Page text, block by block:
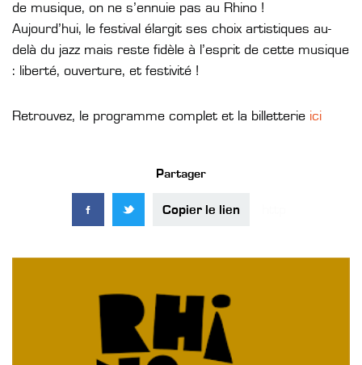
de musique, on ne s’ennuie pas au Rhino !
Aujourd’hui, le festival élargit ses choix artistiques au-
delà du jazz mais reste fidèle à l’esprit de cette musique
: liberté, ouverture, et festivité !
Retrouvez, le programme complet et la billetterie ici
Partager
Copier le lien